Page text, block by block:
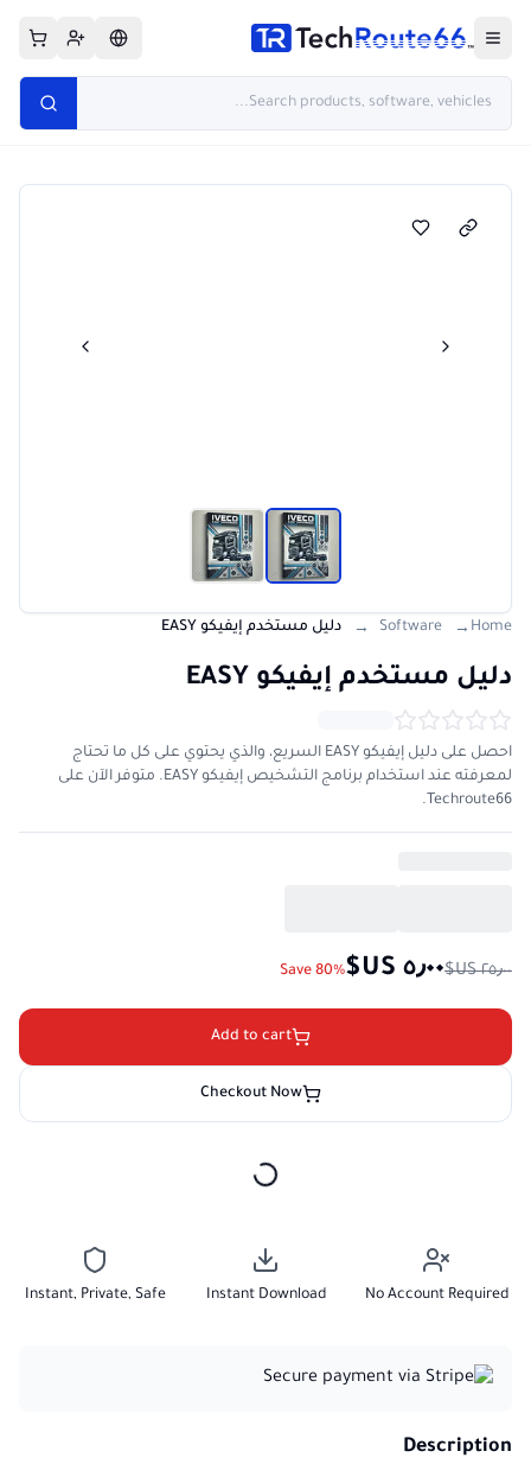
Home
→
Software
→ دليل مستخدم إيفيكو EASY
دليل مستخدم إيفيكو EASY
احصل على دليل إيفيكو EASY السريع، والذي يحتوي على كل ما تحتاج
لمعرفته عند استخدام برنامج التشخيص إيفيكو EASY. متوفر الآن على
Techroute66.
Save 80%
Add to cart
Checkout Now
No Account Required
Instant Download
Instant, Private, Safe
Description